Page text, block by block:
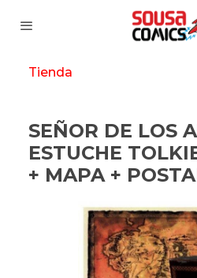
Tienda
SEÑOR DE LOS
ESTUCHE
+ MAPA +